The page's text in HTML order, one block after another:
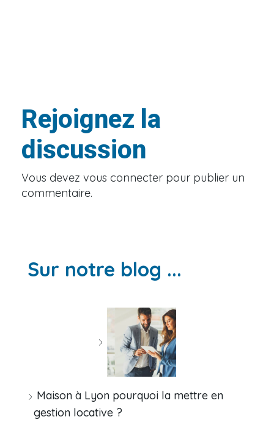
Rejoignez la
discussion
Vous devez vous connecter pour publier un
commentaire.
Sur notre blog ...
Maison à Lyon pourquoi la mettre en
gestion locative ?